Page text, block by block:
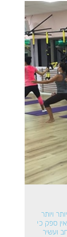
ויותר
ספק כי
ועשיר